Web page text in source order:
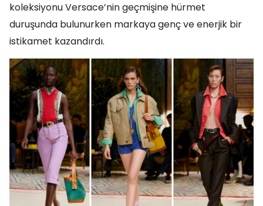
koleksiyonu Versace’nin geçmişine hürmet
duruşunda bulunurken markaya genç ve enerjik bir
istikamet kazandırdı.